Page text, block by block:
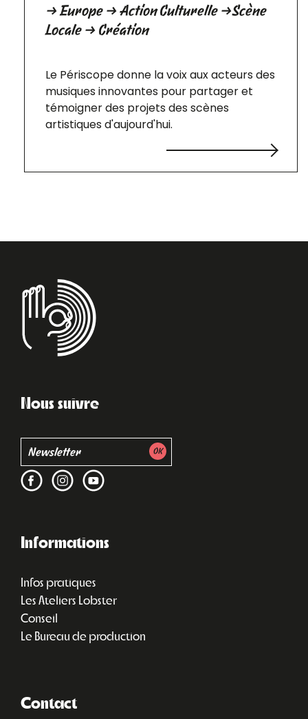
→ Europe → Action Culturelle →Scène
Locale → Création
Le Périscope donne la voix aux acteurs des
musiques innovantes pour partager et
témoigner des projets des scènes
artistiques d'aujourd'hui.
Nous suivre
Informations
Infos pratiques
Les Ateliers Lobster
Conseil
Le Bureau de production
Contact